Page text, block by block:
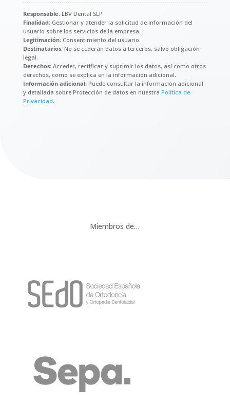
Responsable: LBV Dental SLP
Finalidad: Gestionar y atender la solicitud de información del
usuario sobre los servicios de la empresa.
Legitimación: Consentimiento del usuario.
Destinatarios: No se cederán datos a terceros, salvo obligación
legal.
Derechos: Acceder, rectificar y suprimir los datos, así como otros
derechos, como se explica en la información adicional.
Información adicional:Puede consultar la información adicional
y detallada sobre Protección de datos en nuestra Política de
Privacidad.
Miembros de…